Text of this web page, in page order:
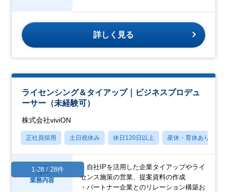
詳しく見る
ライセンシング＆タイアップ｜ビジネスプロデュ
ーサー（未経験可）
株式会社viviON
正社員採用 土日祝休み 休日120日以上 産休・育休あり
業務内容
・自社IPを活用した企業タイアップやライ
センス施策の営業、提案資料の作成
・パートナー企業とのリレーション構築お
1-28 / 28件